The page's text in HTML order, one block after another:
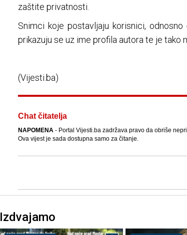
zaštite privatnosti.
Snimci koje postavljaju korisnici,
prikazuju se uz ime profila autora te je tako
(Vijesti.ba)
Chat čitatelja
NAPOMENA- Portal Vijesti.ba zadržava pravo da obriše
Ova vijest je sada dostupna samo za čitanje.
Izdvajamo